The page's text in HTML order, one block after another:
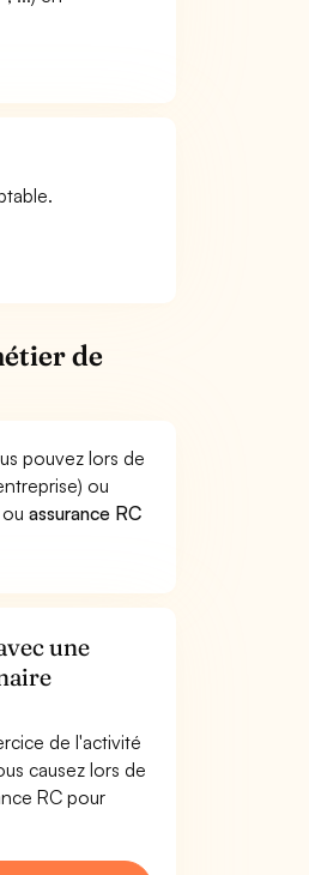
de
pouvez lors de
ou
ouassurance RC
une
de l'activité
causez lors de
RC pour